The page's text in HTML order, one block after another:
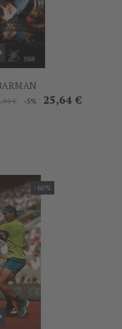
€ -5% Prezzo
25,64 €
-60%